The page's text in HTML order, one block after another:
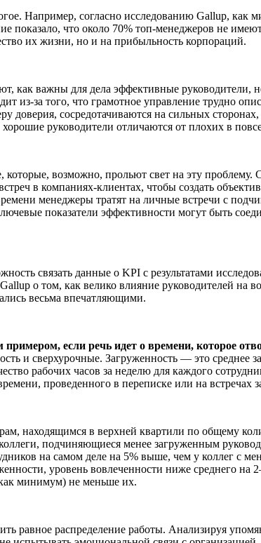
Например, согласно исследованию Gallup, как
показало, что около 70% топ-менеджеров не
их жизни, но и на прибыльность корпораций.
как важны для дела эффективные руководители,
из-за того, что грамотное управление трудно
доверия, сосредотачиваются на сильных
руководители отличаются от плохих в
возможно, прольют свет на эту
в компаниях-клиентах, чтобы создать
менеджеры тратят на личные встречи с
показатели эффективности могут быть
связать данные о KPI с результатами
о том, как велико влияние руководителей на
весьма впечатляющими.
если речь идет о времени, которое
и сверхурочные. Загруженность — это среднее
рабочих часов за неделю для каждого
проведенного в переписке или на
находящимся в верхней квартили по общему
подчиняющиеся менее загруженным
на самом деле на 5% выше, чем у коллег с
уровень вовлеченности ниже среднего
минимум) не меньше их.
равное распределение работы. Анализируя